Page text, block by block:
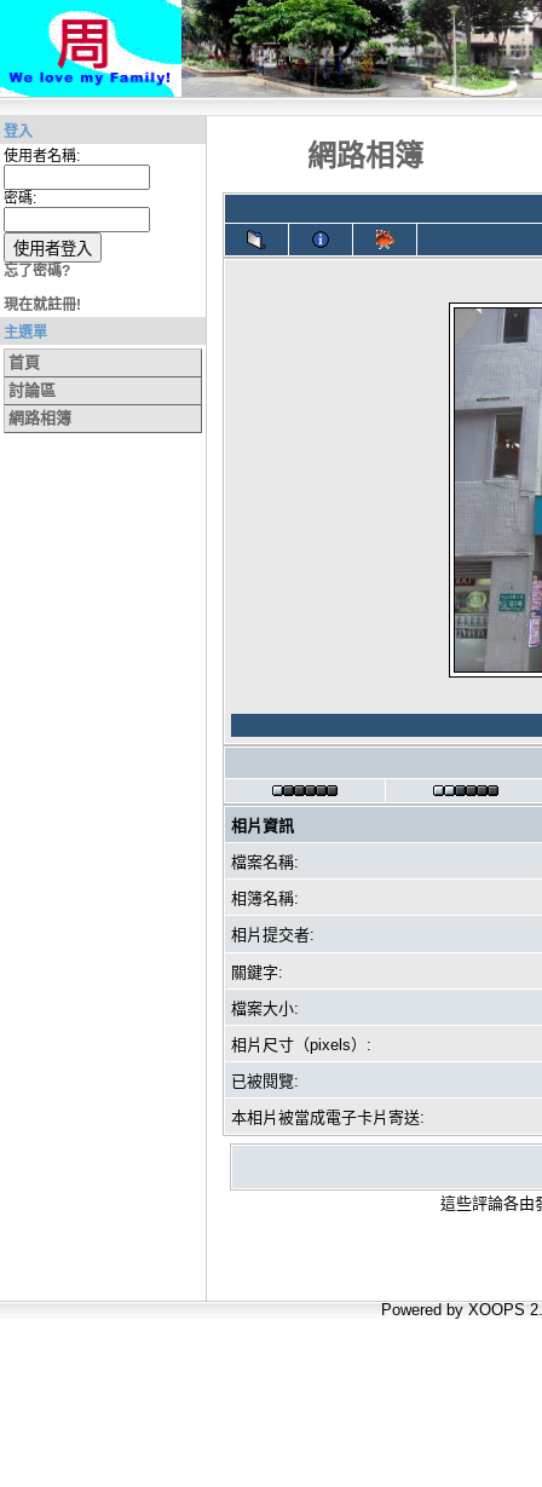
登入
使用者名稱:
密碼:
忘了密碼?
現在就註冊!
主選單
首頁
討論區
網路相簿
網路相簿
相片資訊
檔案名稱:
相簿名稱:
相片提交者:
關鍵字:
檔案大小:
相片尺寸（pixels）:
已被閱覽:
本相片被當成電子卡片寄送:
這些評論各由
Powered by XOOPS